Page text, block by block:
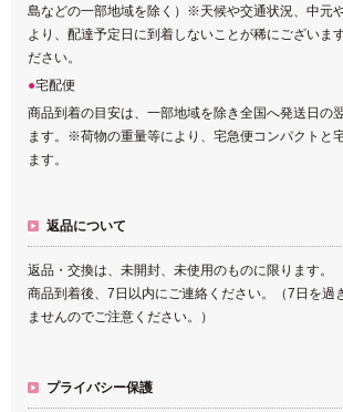
島などの一部地域を除く）※天候や交通状況、中元
より、配達予定日に到着しないことが稀にございま
ださい。
宅配便
商品到着の目安は、一部地域を除き全国へ発送日の
ます。※荷物の重量等により、宅急便コンパクトと
ます。
返品について
返品・交換は、未開封、未使用のものに限ります。
商品到着後、7日以内にご連絡ください。（7日を過
ませんのでご注意ください。）
プライバシー保護